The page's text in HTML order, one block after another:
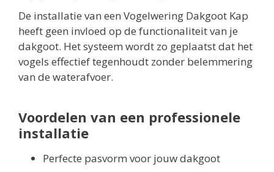
De installatie van een Vogelwering Dakgoot Kap
heeft geen invloed op de functionaliteit van je
dakgoot. Het systeem wordt zo geplaatst dat het
vogels effectief tegenhoudt zonder belemmering
van de waterafvoer.
Voordelen van een professionele
installatie
Perfecte pasvorm voor jouw dakgoot